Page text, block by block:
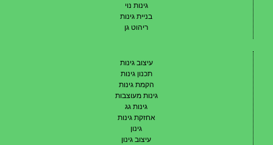
גינות נוי
בניית גינות
ריהוט גן
עיצוב גינות
תכנון גינות
הקמת גינות
גינות מעוצבות
גינות גג
אחזקת גינות
גינון
עיצוב גינון